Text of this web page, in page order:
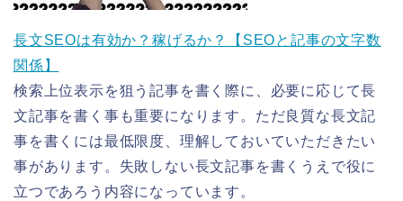
長文SEOは有効か？稼げるか？【SEOと記事の文字数
関係】
検索上位表示を狙う記事を書く際に、必要に応じて長
文記事を書く事も重要になります。ただ良質な長文記
事を書くには最低限度、理解しておいていただきたい
事があります。失敗しない長文記事を書くうえで役に
立つであろう内容になっています。